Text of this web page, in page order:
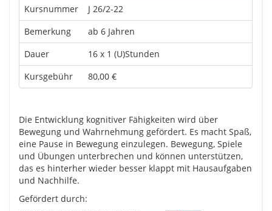
Kursnummer
J 26/2-22
Bemerkung
ab 6 Jahren
Dauer
16 x 1 (U)Stunden
Kursgebühr
80,00 €
Die Entwicklung kognitiver Fähigkeiten wird über
Bewegung und Wahrnehmung gefördert. Es macht Spaß,
eine Pause in Bewegung einzulegen. Bewegung, Spiele
und Übungen unterbrechen und können unterstützen,
das es hinterher wieder besser klappt mit Hausaufgaben
und Nachhilfe.
Gefördert durch: